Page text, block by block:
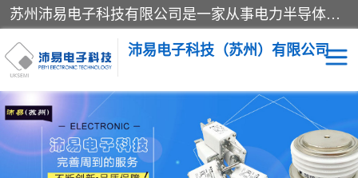
苏州沛易电子科技有限公司是一家从事电力半导体器件和电子元器件的专业代理及分销商，产品包括：IGBT模块、IPM模块、PIM模块、二极管、三极管、可控硅、整流桥、IGBT单管、IGBT电路驱动板、GTR达林顿模块、快恢复二极管、肖特基二极管、熔断器、IC集成电路、快速熔断器等。
沛易电子科技（苏州）有限公司
西门康 英飞凌